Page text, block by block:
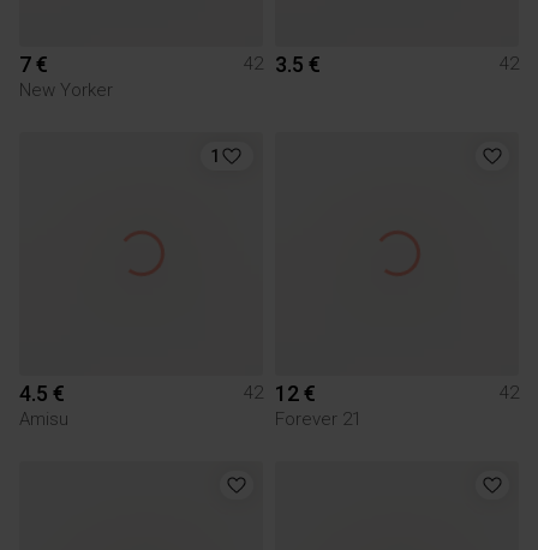
7 €
42
New Yorker
3.5 € 42
1
4.5 €
42
Amisu
12 €
42
Forever 21